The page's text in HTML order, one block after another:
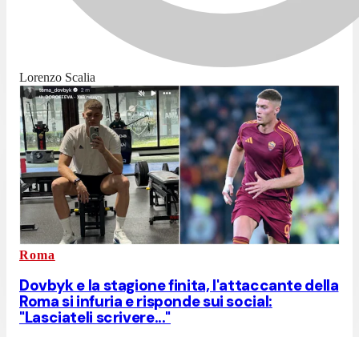
Lorenzo Scalia
Roma
Dovbyk e la stagione finita, l'attaccante della
Roma si infuria e risponde sui social:
"Lasciateli scrivere..."